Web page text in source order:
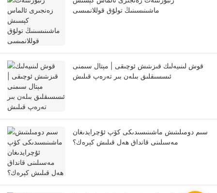
ماشىنىسىنىڭ تولۇق قوللانمىسى
قوش لىنىيەلىك قىزىتىش ئوچىقى | مېتال سىمنى
ئىسسىقلىق بىلەن بىر تەرەپ قىلىش
سىم دومىلىتىش ماشىنىسىدىكى كۆپ ئۇچرايدىغان
مەسىلىنى قانداق ھەل قىلىش كېرەك؟